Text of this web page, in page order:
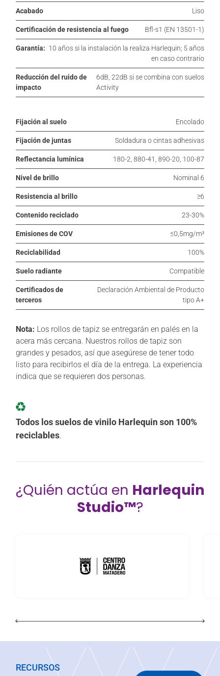
Acabado Liso
Certificación de resistencia al fuego Bfl-s1 (EN 13501-1)
Garantía: 10 años si la instalación la realiza Harlequin; 5 años
en caso contrario
Reducción del ruido de
impacto
6dB, 22dB si se combina con suelos
Activity
Fijación al suelo Encolado
Fijación de juntas Soldadura o cintas adhesivas
Reflectancia lumínica 180-2, 880-41, 890-20, 100-87
Nivel de brillo Nominal 6
Resistencia al brillo ≥6
Contenido reciclado 23-30%
Emisiones de COV ≤0,5mg/m³
Reciclabilidad 100%
Suelo radiante Compatible
Certificados de
terceros
Declaración Ambiental de Producto
tipo A+
Nota: Los rollos de tapiz se entregarán en palés en la
acera más cercana. Nuestros rollos de tapiz son
grandes y pesados, así que asegúrese de tener todo
listo para recibirlos el día de la entrega. La experiencia
indica que se requieren dos personas.
Todos los suelos de vinilo Harlequin son 100%
reciclables.
¿Quién actúa en Harlequin
Studio™?
RECURSOS